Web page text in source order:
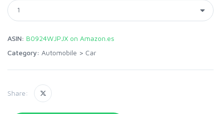
ASIN: B0924WJPJX on Amazon.es
Category: Automobile > Car
Share: